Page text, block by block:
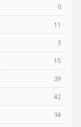
0
11
3
15
39
42
34